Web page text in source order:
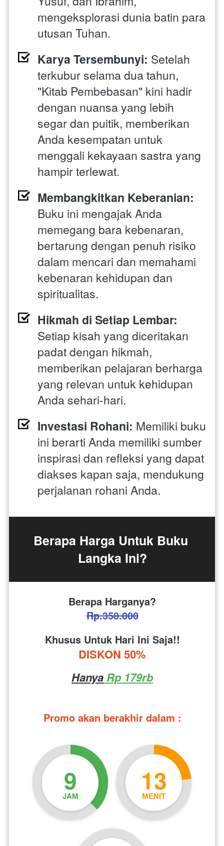
mengeksplorasi dunia batin para
utusan Tuhan.
Karya Tersembunyi: Setelah
terkubur selama dua tahun,
"Kitab Pembebasan" kini hadir
dengan nuansa yang lebih
segar dan puitik, memberikan
Anda kesempatan untuk
menggali kekayaan sastra yang
hampir terlewat.
Membangkitkan Keberanian:
Buku ini mengajak Anda
memegang bara kebenaran,
bertarung dengan penuh risiko
dalam mencari dan memahami
kebenaran kehidupan dan
spiritualitas.
Hikmah di Setiap Lembar:
Setiap kisah yang diceritakan
padat dengan hikmah,
memberikan pelajaran berharga
yang relevan untuk kehidupan
Anda sehari-hari.
Investasi Rohani: Memiliki buku
ini berarti Anda memiliki sumber
inspirasi dan refleksi yang dapat
diakses kapan saja, mendukung
perjalanan rohani Anda.
Berapa Harga Untuk Buku
Langka Ini?
Berapa Harganya?
Rp.358.000
Khusus Untuk Hari Ini Saja!!
DISKON 50%
Hanya Rp 179rb
Promo akan berakhir dalam :
9
JAM 13
MENIT